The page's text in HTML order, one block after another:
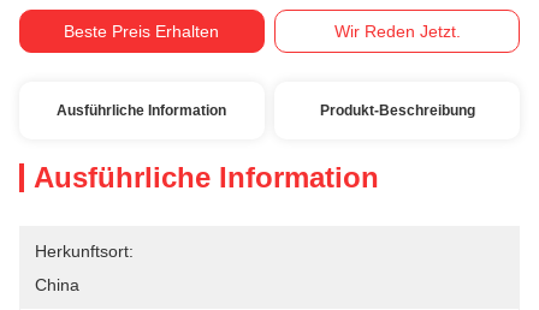
Beste Preis Erhalten Wir Reden Jetzt.
Ausführliche Information Produkt-Beschreibung
Ausführliche Information
Herkunftsort:
China